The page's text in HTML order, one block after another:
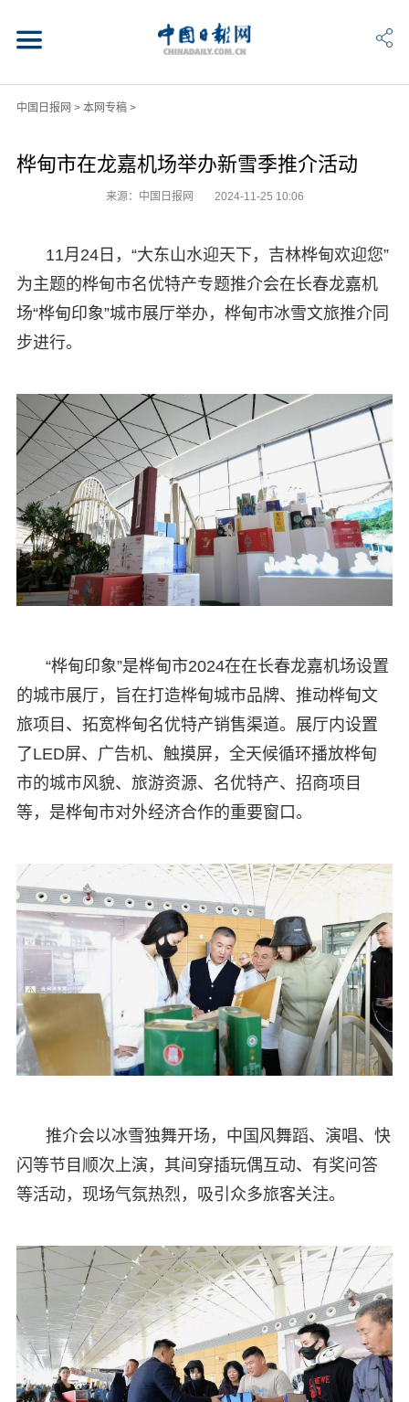
中国日报网 > 本网专稿>
桦甸市在龙嘉机场举办新雪季推介活动
来源：中国日报网 2024-11-25 10:06
11月24日，“大东山水迎天下，吉林桦甸欢迎您”
为主题的桦甸市名优特产专题推介会在长春龙嘉机
场“桦甸印象”城市展厅举办，桦甸市冰雪文旅推介同
步进行。
“桦甸印象”是桦甸市2024在在长春龙嘉机场设置
的城市展厅，旨在打造桦甸城市品牌、推动桦甸文
旅项目、拓宽桦甸名优特产销售渠道。展厅内设置
了LED屏、广告机、触摸屏，全天候循环播放桦甸
市的城市风貌、旅游资源、名优特产、招商项目
等，是桦甸市对外经济合作的重要窗口。
推介会以冰雪独舞开场，中国风舞蹈、演唱、快
闪等节目顺次上演，其间穿插玩偶互动、有奖问答
等活动，现场气氛热烈，吸引众多旅客关注。